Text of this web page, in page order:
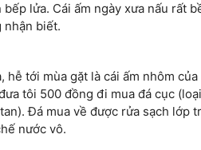
lửa. Cái ấm ngày xưa nấu rất
nhận biết.
hễ tới mùa gặt là cái ấm nhôm
tôi 500 đồng đi mua đá cục
Đá mua về được rửa sạch lớp
nước vô.